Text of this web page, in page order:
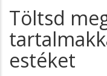
Töltsd
estéket